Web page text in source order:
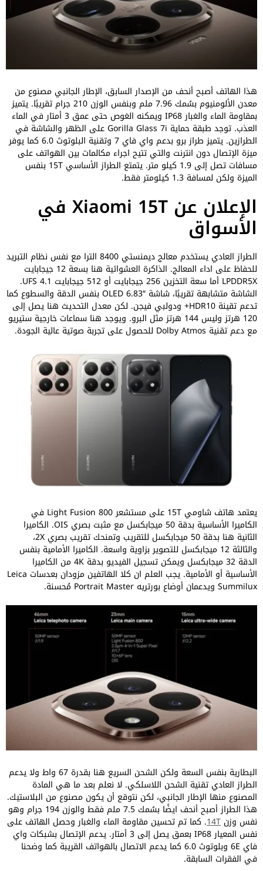
هذا الهاتف أصبح أنحف من الإصدار السابق، الإطار الجانبي مصنوع من
معدن الألومنيوم بسُمك 7.96 ملم وبنفس الوزن 210 جرام تقريبًا. يتميز
بمقاومة الماء والغبار IP68 ويمكنه الغوص حتى عمق 3 أمتار في الماء
العذب. توجد طبقة حماية Gorilla Glass 7i على الظهر والشاشة في
الطرازين. يتميز طراز برو بدعم واي فاي 7 وتقنية البلوتوث 6.0 كما يوفر
ميزة الإتصال دون انترنت والتي تتيح اجراء مكالمات بين الهواتف على
مسافات تصل إلى 1.9 كيلو متر. يتمتع الطراز الأساسي 15T بنفس
الميزة ولكن لمسافة 1.3 كيلومتر فقط.
الإعلان عن Xiaomi 15T في
الأسواق
الطراز العادي يستخدم معالج ديمنستي 8400 الترا مع نفس نظام التبريد
للحفاظ على اداء المعالج. الذاكرة العشوائية هنا بسعة 12 جيجابايت
LPDDR5X أما سعة التخزين 256 جيجابايت أو 512 جيجابايت UFS 4.1.
الشاشة متشابهة تقريبًا، شاشة OLED 6.83″ بنفس الدقة والسطوع كما
تدعم تقينة HDR10+ ودولبي فيجن. لكن معدل التحديث هنا يصل إلى
120 هرتز وليس 144 هرتز مثل البرو. ويوجد هنا سماعات خارجية ستيريو
مع دعم تقنية Dolby Atmos للحصول على تجربة صوتية عالية الجودة.
يعتمد هاتف شاومي 15T على مستشعر Light Fusion 800 في
الكاميرا الأساسية بدقة 50 ميجابكسل مع مثبت بصري OIS. الكاميرا
الثانية هنا بدقة 50 ميجابكسل للتقريب وتمنحك تقريب بصري 2X،
والثالثة 12 ميجابكسل للتصوير بزاوية واسعة. الكاميرا الأمامية بنفس
الدقة 32 ميجابكسل ويمكن تسجيل الفيديو بدقة 4K من الكاميرا
الأساسية أو الأمامية. يجب العلم ان كلا الهاتفين مزودان بعدسات Leica
Summilux ويدعمان أوضاع بورتريه Portrait Master مُحسنة.
البطارية بنفس السعة ولكن الشحن السريع هنا بقدرة 67 واط ولا يدعم
الطراز العادي تقنية الشحن اللاسلكي. لا نعلم بعد ما هي المادة
المصنوع منها الإطار الجانبي، لكن نتوقع أن يكون مصنوع من البلاستيك.
هذا الطراز أصبح أنحف ايضًا بسُمك 7.5 ملم فقط والوزن 194 جرام وهو
نفس وزن 14T. كما تم تحسين مقاومة الماء والغبار وحصل الهاتف على
نفس المعيار IP68 بعمق يصل إلى 3 أمتار. يدعم الإتصال بشبكات واي
فاي 6E وبلوتوث 6.0 كما يدعم الاتصال بالهواتف القريبة كما وضحنا
في الفقرات السابقة.